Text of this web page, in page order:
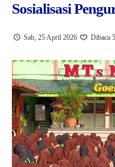
Online CBT
Brosur PMBM
Video Tutorial
Link Pendaftaran
Kartu Tes PMBM
Sosialisasi
Sab, 25 April 2026 Dibaca